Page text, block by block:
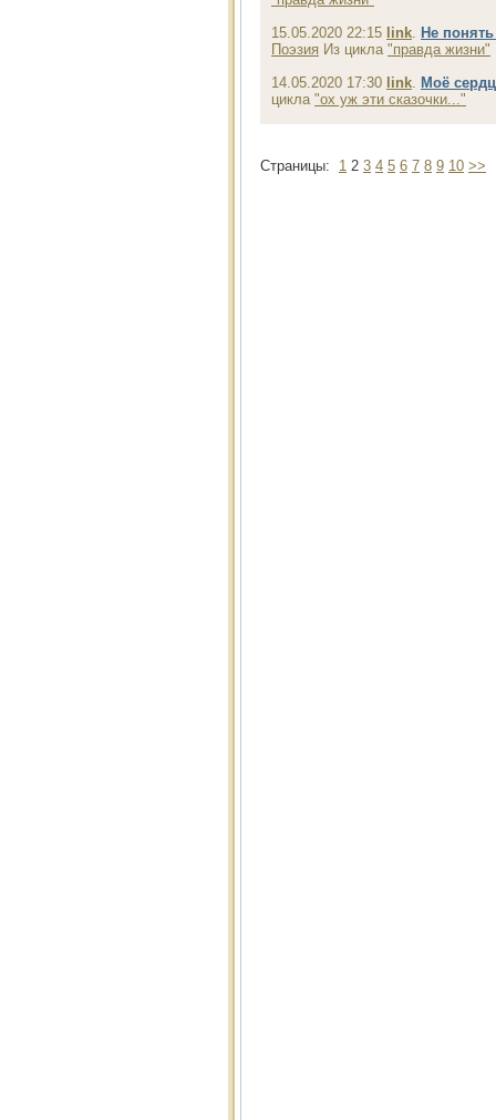
15.05.2020 22:15 link. Не
Поэзия Из цикла "правда жизни"
14.05.2020 17:30 link. Моё
цикла "ох уж эти сказочки..."
Страницы: 1 2 3 4 5 6 7 8 9 10 >>